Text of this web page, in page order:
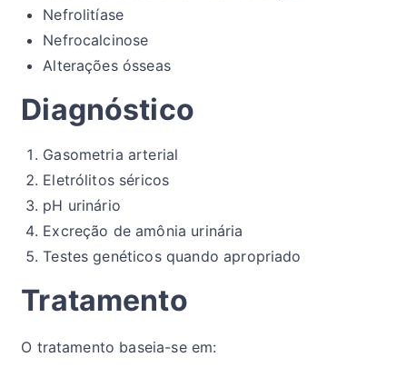
Nefrolitíase
Nefrocalcinose
Alterações ósseas
Diagnóstico
Gasometria arterial
Eletrólitos séricos
pH urinário
Excreção de amônia urinária
Testes genéticos quando apropriado
Tratamento
O tratamento baseia-se em: